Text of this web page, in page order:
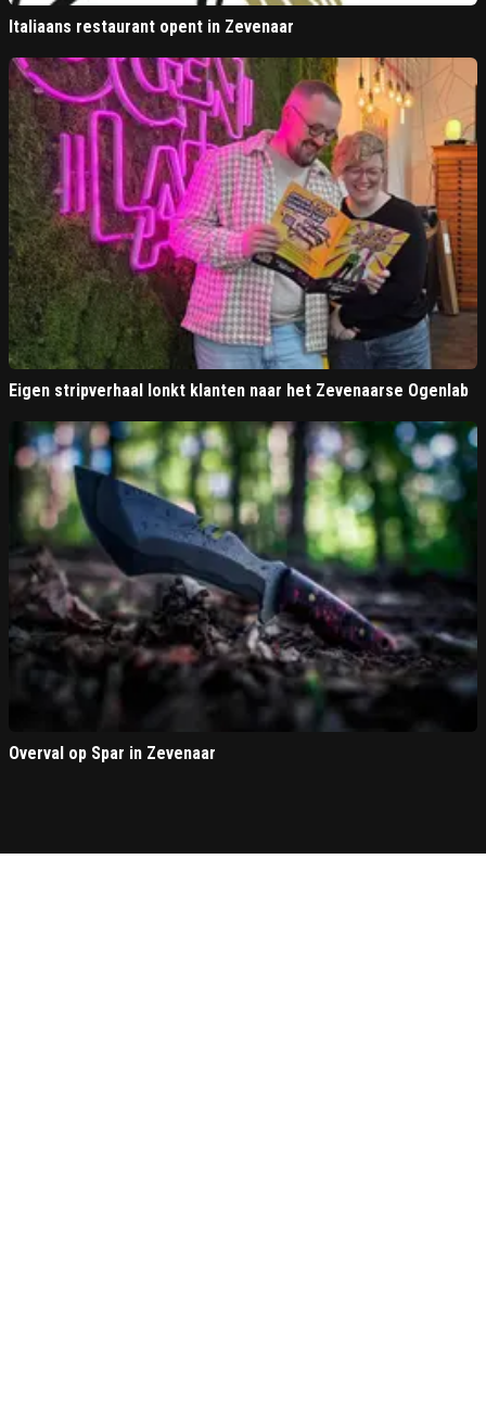
Italiaans restaurant opent in Zevenaar
Eigen stripverhaal lonkt klanten naar het Zevenaarse Ogenlab
Overval op Spar in Zevenaar